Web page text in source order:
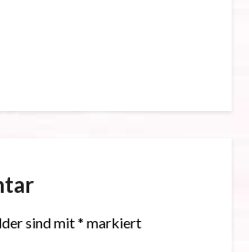
sind mit* markiert